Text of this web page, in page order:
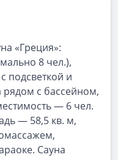
«Греция»:
8 чел.),
подсветкой и
с бассейном,
— 6 чел.
— 58,5 кв. м,
Сауна